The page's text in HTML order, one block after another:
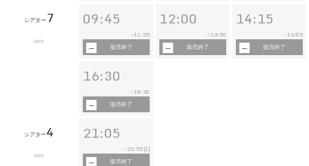
シアター 7
102分
09:45
~11:35
販売終了
12:00
~13:50
販売終了
14:15
~16:05
販売終了
16:30
~18:20
販売終了
シアター4
102分
21:05
~ 22:55 [L]
販売終了